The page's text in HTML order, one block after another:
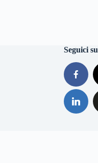
Seguici su